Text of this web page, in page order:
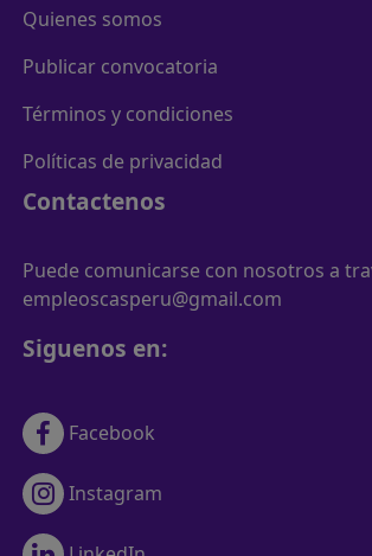
Quienes somos
Publicar convocatoria
Términos y condiciones
Políticas de privacidad
Contactenos
Puede comunicarse con nosotros a
empleoscasperu@gmail.com
Siguenos en:
Facebook
Instagram